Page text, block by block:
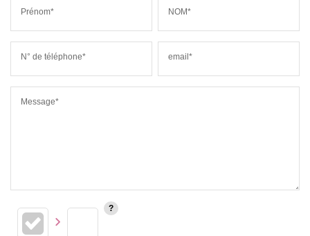
Prénom* NOM*
N° de téléphone* email*
Message*